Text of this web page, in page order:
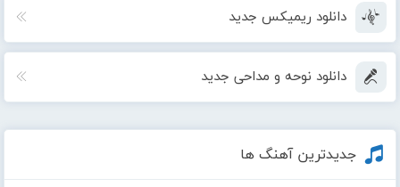
دانلود ریمیکس جدید
دانلود نوحه و مداحی جدید
جدیدترین آهنگ ها